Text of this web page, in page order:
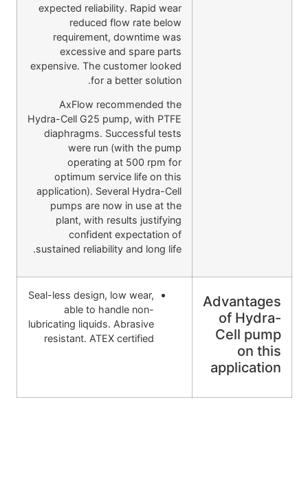
expected reliability. Rapid wear
reduced flow rate below
requirement, downtime was
excessive and spare parts
expensive. The customer looked
for a better solution.
AxFlow recommended the
Hydra-Cell G25 pump, with PTFE
diaphragms. Successful tests
were run (with the pump
operating at 500 rpm for
optimum service life on this
application). Several Hydra-Cell
pumps are now in use at the
plant, with results justifying
confident expectation of
sustained reliability and long life.
Advantages
of Hydra-
Cell pump
on this
application
Seal-less design, low wear,
able to handle non-
lubricating liquids. Abrasive
resistant. ATEX certified